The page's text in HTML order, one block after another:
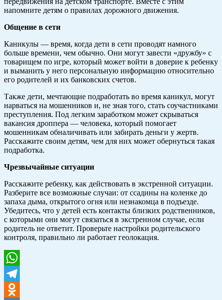
напомните детям о правилах дорожного движения.
Общение в сети
Каникулы — время, когда дети в сети проводят намного
больше времени, чем обычно. Они могут завести «дружбу» с
товарищем по игре, который может войти в доверие к ребенку
и выманить у него персональную информацию относительно
его родителей и их банковских счетов.
Также дети, мечтающие подработать во время каникул, могут
нарваться на мошенников и, не зная того, стать соучастниками
преступления. Под легким заработком может скрываться
вакансия дроппера — человека, который помогает
мошенникам обналичивать или забирать деньги у жертв.
Расскажите своим детям, чем для них может обернуться такая
подработка.
Чрезвычайные ситуации
Расскажите ребенку, как действовать в экстренной ситуации.
Разберите все возможные случаи: от ссадины на коленке до
запаха дыма, открытого огня или незнакомца в подъезде.
Убедитесь, что у детей есть контакты близких родственников,
с которыми они могут связаться в экстренном случае, если
родитель не ответит. Проверьте настройки родительского
контроля, правильно ли работает геолокация.
WhatsApp
Telegram